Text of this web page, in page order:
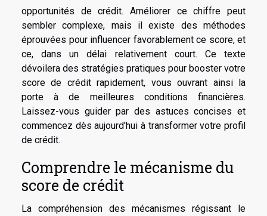
opportunités de crédit. Améliorer ce chiffre peut
sembler complexe, mais il existe des méthodes
éprouvées pour influencer favorablement ce score, et
ce, dans un délai relativement court. Ce texte
dévoilera des stratégies pratiques pour booster votre
score de crédit rapidement, vous ouvrant ainsi la
porte à de meilleures conditions financières.
Laissez-vous guider par des astuces concises et
commencez dès aujourd'hui à transformer votre profil
de crédit.
Comprendre le mécanisme du
score de crédit
La compréhension des mécanismes régissant le